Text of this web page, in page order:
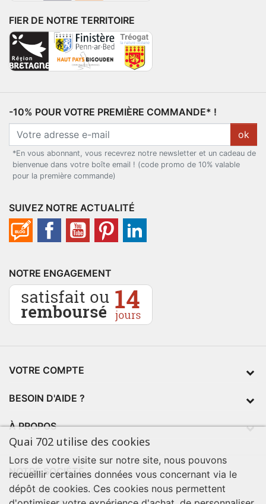
FIER DE NOTRE TERRITOIRE
-10% POUR VOTRE PREMIÈRE COMMANDE* !
ok
*En vous abonnant, vous recevrez notre newsletter et un cadeau de
bienvenue dans votre boîte email ! (code promo de 10% valable
pour la première commande)
SUIVEZ NOTRE ACTUALITÉ
NOTRE ENGAGEMENT
VOTRE COMPTE
BESOIN D'AIDE ?
À PROPOS
NOTRE SOCIÉTÉ
contact@quai702.com
Quai 702 utilise des cookies
Lors de votre visite sur notre site, nous pouvons
recueillir certaines données vous concernant via le
dépôt de cookies. Ces cookies nous permettent